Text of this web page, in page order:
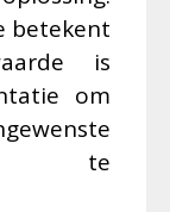
betekent
is
om
te